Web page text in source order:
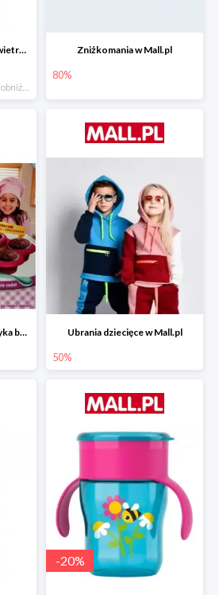
Dirt Devil oczyszczacz powietrza Pureza 350 -41%
*najniższa cena z 30 dni przed obniżką
Zniżkomania w Mall.pl
80%
Madej Słodkie cuda - Fabryka babeczek Ubrania dziecięce w Mall.pl
50%
-20%